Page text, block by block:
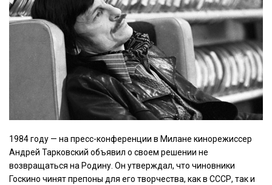
1984 году — на пресс-конференции в Милане кинорежиссер
Андрей Тарковский объявил о своем решении не
возвращаться на Родину. Он утверждал, что чиновники
Госкино чинят препоны для его творчества, как в СССР, так и